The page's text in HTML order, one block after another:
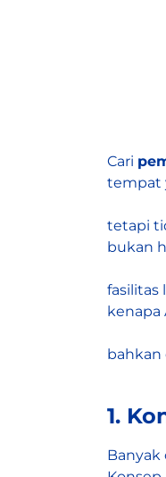
Cari
tempat
tetapi
bukan
fasilitas
kenapa
bahkan
1.